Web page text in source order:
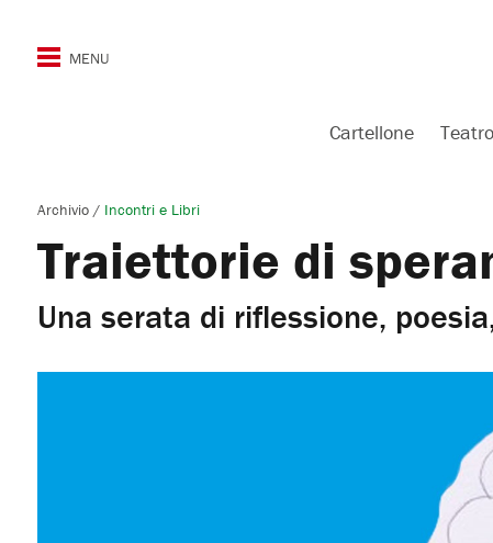
Cartellone Teatro
Archivio / Incontri e Libri
Traiettorie di
Una serata di riflessione,